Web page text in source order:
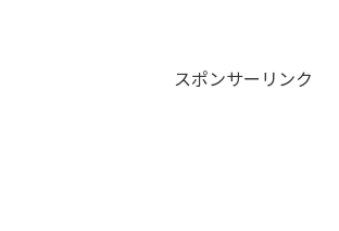
スポンサーリンク